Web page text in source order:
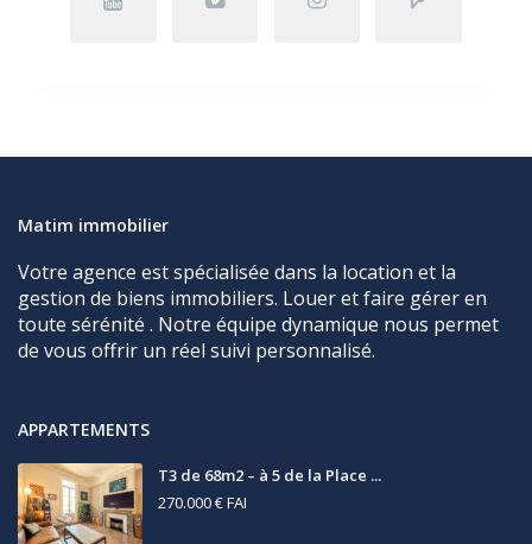
Matim immobilier
Votre agence est spécialisée dans la location et la
gestion de biens immobiliers. Louer et faire gérer en
toute sérénité . Notre équipe dynamique nous permet
de vous offrir un réel suivi personnalisé.
APPARTEMENTS
T3 de 68m2 – à 5 de la Place ...
270.000 €FAI